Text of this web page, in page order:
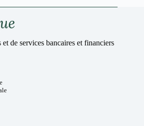
de services bancaires et financiers